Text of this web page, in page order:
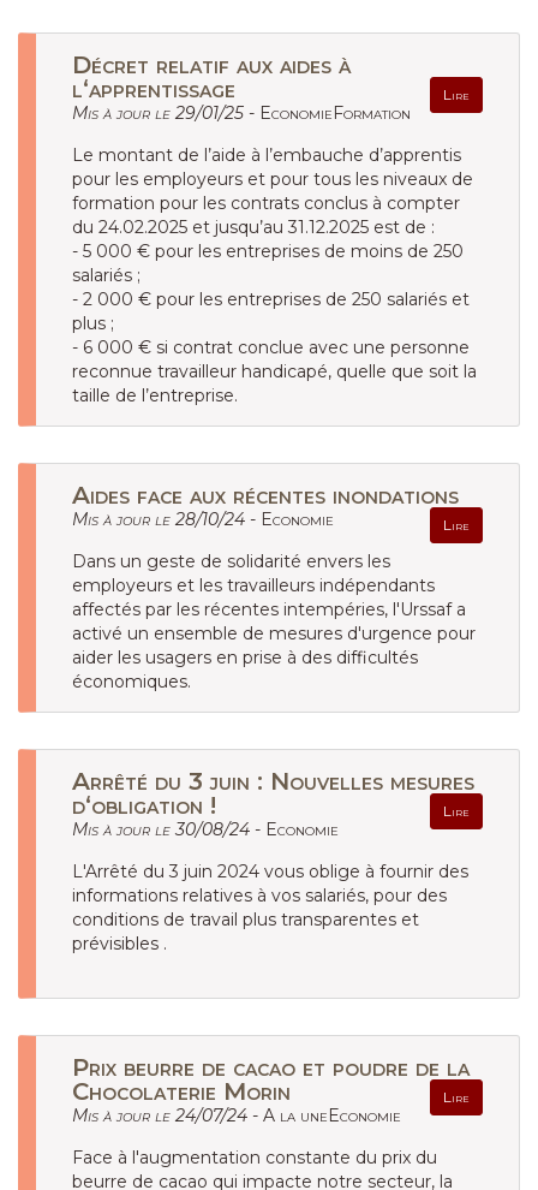
Décret relatif aux aides à
l‘apprentissage
Lire
Mis à jour le 29/01/25 - EconomieFormation
Le montant de l’aide à l’embauche d’apprentis
pour les employeurs et pour tous les niveaux de
formation pour les contrats conclus à compter
du 24.02.2025 et jusqu’au 31.12.2025 est de :
- 5 000 € pour les entreprises de moins de 250
salariés ;
- 2 000 € pour les entreprises de 250 salariés et
plus ;
- 6 000 € si contrat conclue avec une personne
reconnue travailleur handicapé, quelle que soit la
taille de l’entreprise.
Aides face aux récentes inondations
Lire
Mis à jour le 28/10/24 - Economie
Dans un geste de solidarité envers les
employeurs et les travailleurs indépendants
affectés par les récentes intempéries, l'Urssaf a
activé un ensemble de mesures d'urgence pour
aider les usagers en prise à des difficultés
économiques.
Arrêté du 3 juin : Nouvelles mesures
d‘obligation !
Lire
Mis à jour le 30/08/24 - Economie
L'Arrêté du 3 juin 2024 vous oblige à fournir des
informations relatives à vos salariés, pour des
conditions de travail plus transparentes et
prévisibles .
Prix beurre de cacao et poudre de la
Chocolaterie Morin
Lire
Mis à jour le 24/07/24 - A la uneEconomie
Face à l'augmentation constante du prix du
beurre de cacao qui impacte notre secteur, la